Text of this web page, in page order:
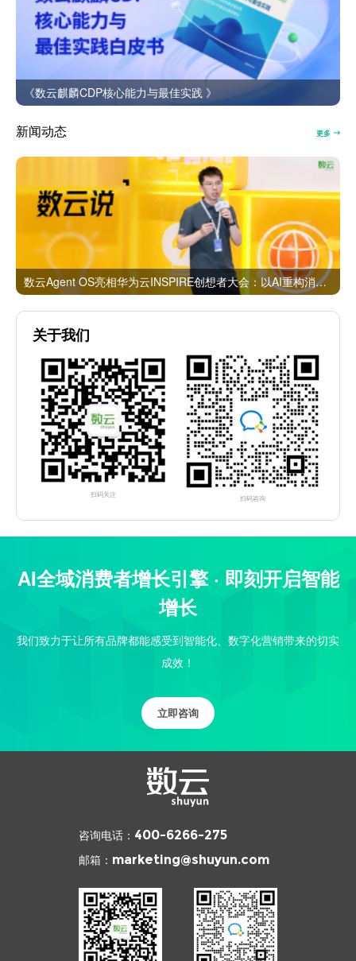
《数云麒麟CDP核心能力与最佳实践 》
新闻动态 更多
数云Agent OS亮相华为云INSPIRE创想者大会：以AI重构消费者运营与零售营销新范式
关于我们
扫码关注 扫码咨询
AI全域消费者增长引擎 · 即刻开启智能
增长
我们致力于让所有品牌都能感受到智能化、数字化营销带来的切实
成效！
立即咨询
咨询电话： 400-6266-275
邮箱： marketing@shuyun.com